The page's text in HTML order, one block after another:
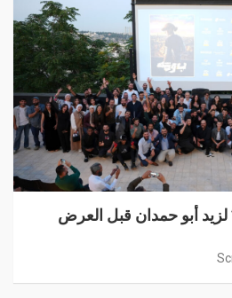
لزيد أبو حمدان قبل العرض